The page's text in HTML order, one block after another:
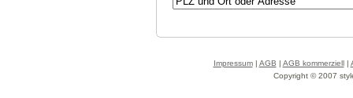
Impressum| AGB | AGB kommerziell|
Copyright © 2007